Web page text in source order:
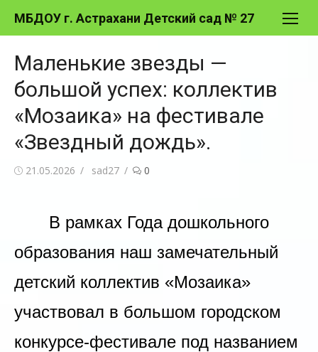
МБДОУ г. Астрахани Детский сад № 27
Маленькие звезды —
большой успех: коллектив
«Мозаика» на фестивале
«Звездный дождь».
Опубликовано
21.05.2026 Автор
sad27 0
В рамках Года дошкольного
образования наш замечательный
детский коллектив «Мозаика»
участвовал в большом городском
конкурсе-фестивале под названием